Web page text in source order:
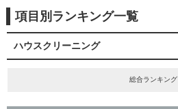
項目別ランキング一覧
ハウスクリーニング
総合ランキング